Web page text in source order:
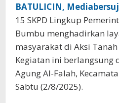
BATULICIN,
15 SKPD Lingkup
Bumbu menghadirkan
masyarakat di Aksi
Kegiatan ini berlangsung
Agung Al-Falah,
Sabtu (2/8/2025).